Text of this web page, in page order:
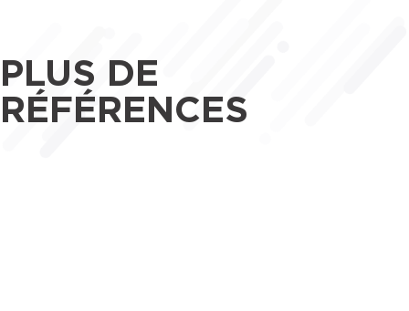
PLUS DE
RÉFÉRENCES